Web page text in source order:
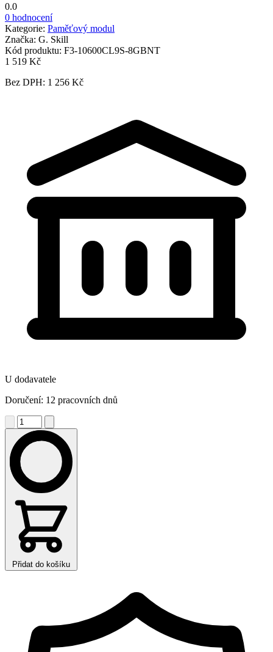
0.0
0 hodnocení
Kategorie: Paměťový modul
Značka: G. Skill
Kód produktu: F3-10600CL9S-8GBNT
1 519 Kč
Bez DPH: 1 256 Kč
U dodavatele
Doručení: 12 pracovních dnů
Přidat do košíku